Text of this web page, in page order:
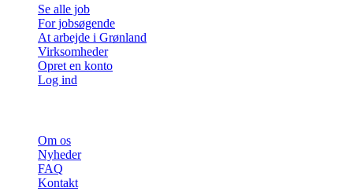
Se alle job
For jobsøgende
At arbejde i Grønland
Virksomheder
Opret en konto
Log ind
Om os
Nyheder
FAQ
Kontakt